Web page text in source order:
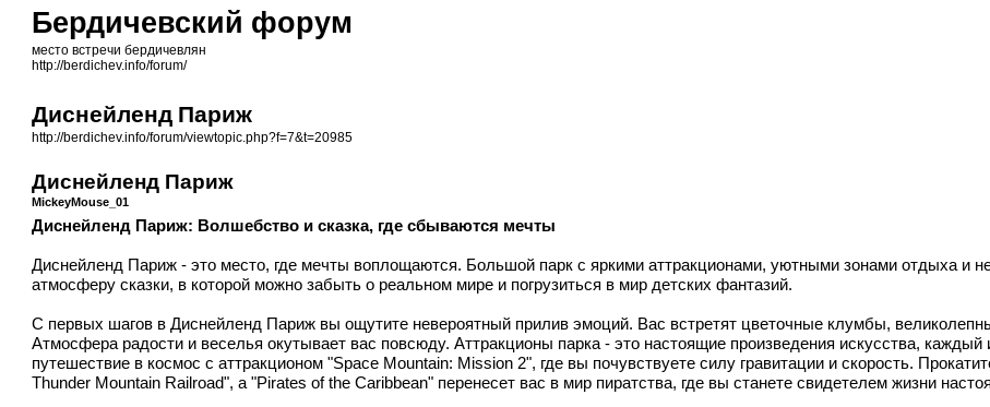
Бердичевский форум
место встречи бердичевлян
http://berdichev.info/forum/
Диснейленд Париж
http://berdichev.info/forum/viewtopic.php?f=7&t=20985
Диснейленд Париж
MickeyMouse_01
Диснейленд Париж: Волшебство и сказка, где сбываются мечты
Диснейленд Париж - это место, где мечты воплощаются. Большой парк с яркими аттракционами, уютными зонами отдыха и
атмосферу сказки, в которой можно забыть о реальном мире и погрузиться в мир детских фантазий.
С первых шагов в Диснейленд Париж вы ощутите невероятный прилив эмоций. Вас встретят цветочные клумбы,
Атмосфера радости и веселья окутывает вас повсюду. Аттракционы парка - это настоящие произведения искусства,
путешествие в космос с аттракционом "Space Mountain: Mission 2", где вы почувствуете силу гравитации и скорость.
Thunder Mountain Railroad", а "Pirates of the Caribbean" перенесет вас в мир пиратства, где вы станете свидетелем жизни